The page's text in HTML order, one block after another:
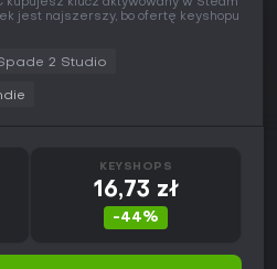
jest najszerszy, bo ofertę keyshopu
2 Studio
KEYSHOPS
16,73 zł
-44%